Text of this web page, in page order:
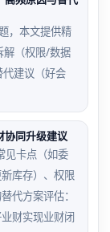
，本文提供精
解（权限/数据
建议（好会
协同升级建议
见卡点（如委
库存）、权限
代方案评估：
财实现业财闭